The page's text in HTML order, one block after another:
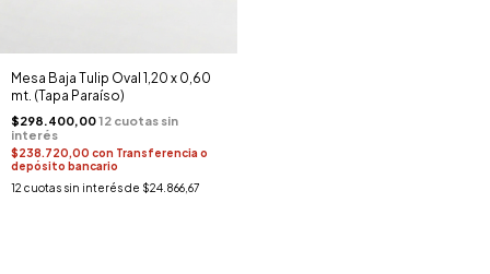
Mesa Baja Tulip Oval 1,20 x 0,60
mt. (Tapa Paraíso)
$298.400,00
$238.720,00 con Transferencia o
depósito bancario
12 cuotas sin interés de $24.866,67